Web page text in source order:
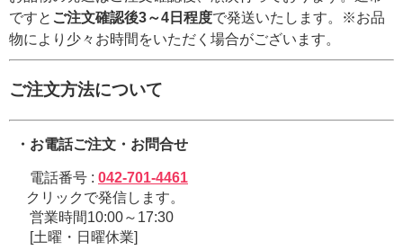
ですと ご注文確認後3～4日程度で発送いたします。※お品
物により少々お時間をいただく場合がございます。
ご注文方法について
・お電話ご注文・お問合せ
電話番号 : 042-701-4461
クリックで発信します。
営業時間10:00～17:30
[土曜・日曜休業]